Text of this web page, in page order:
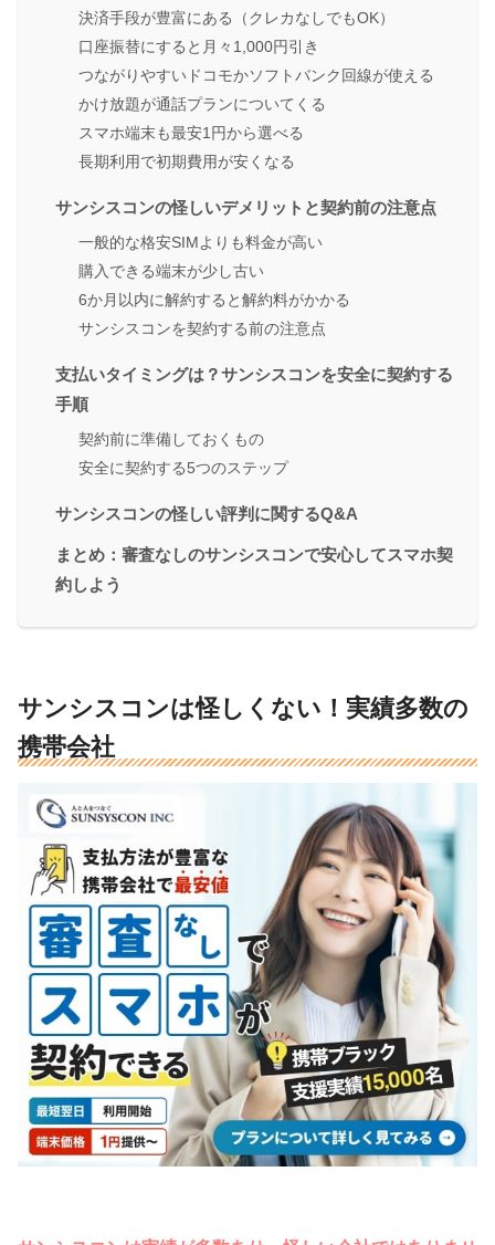
決済手段が豊富にある（クレカなしでもOK）
口座振替にすると月々1,000円引き
つながりやすいドコモかソフトバンク回線が使える
かけ放題が通話プランについてくる
スマホ端末も最安1円から選べる
長期利用で初期費用が安くなる
サンシスコンの怪しいデメリットと契約前の注意点
一般的な格安SIMよりも料金が高い
購入できる端末が少し古い
6か月以内に解約すると解約料がかかる
サンシスコンを契約する前の注意点
支払いタイミングは？サンシスコンを安全に契約する
手順
契約前に準備しておくもの
安全に契約する5つのステップ
サンシスコンの怪しい評判に関するQ&A
まとめ：審査なしのサンシスコンで安心してスマホ契
約しよう
サンシスコンは怪しくない！実績多数の
携帯会社